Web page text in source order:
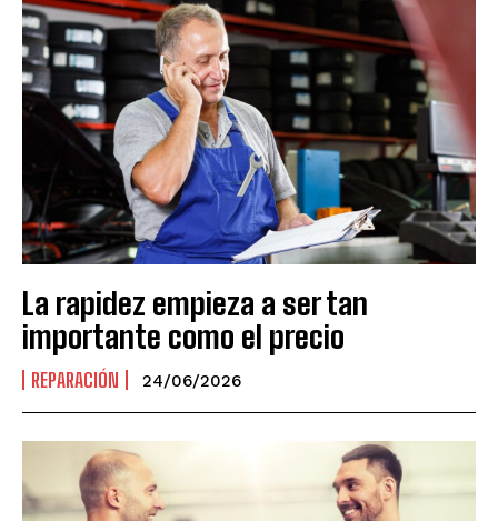
La rapidez empieza a ser tan
importante como el precio
REPARACIÓN 24/06/2026